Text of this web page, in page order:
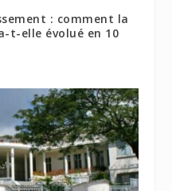
: comment la
t-elle évolué en 10